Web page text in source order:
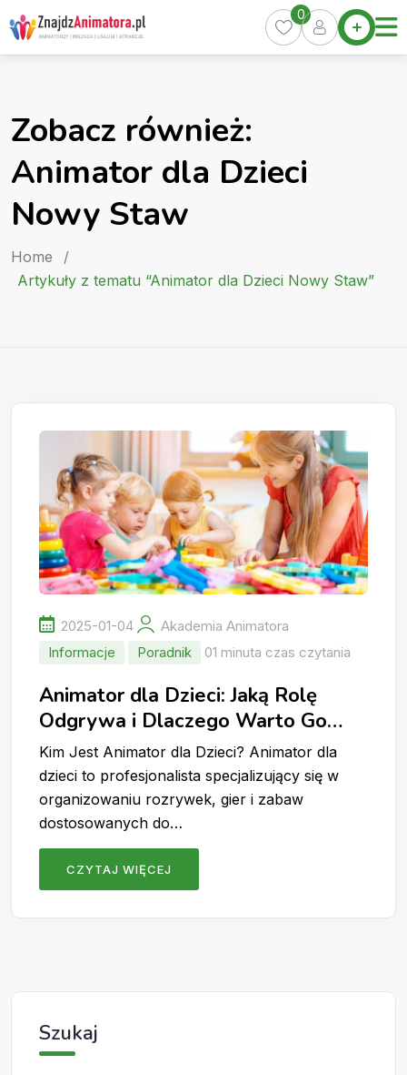
Skip
to
content
Home
Oferty
Kurs
0
Zobacz również:
Animator dla Dzieci
Nowy Staw
Home
/
Artykuły z tematu “Animator dla Dzieci Nowy Staw”
2025-01-04
Akademia Animatora
Informacje
Poradnik 01 minuta czas czytania
Animator dla Dzieci: Jaką Rolę
Odgrywa i Dlaczego Warto Go
Wynająć?
Kim Jest Animator dla Dzieci? Animator dla
dzieci to profesjonalista specjalizujący się w
organizowaniu rozrywek, gier i zabaw
dostosowanych do…
CZYTAJ WIĘCEJ
Szukaj